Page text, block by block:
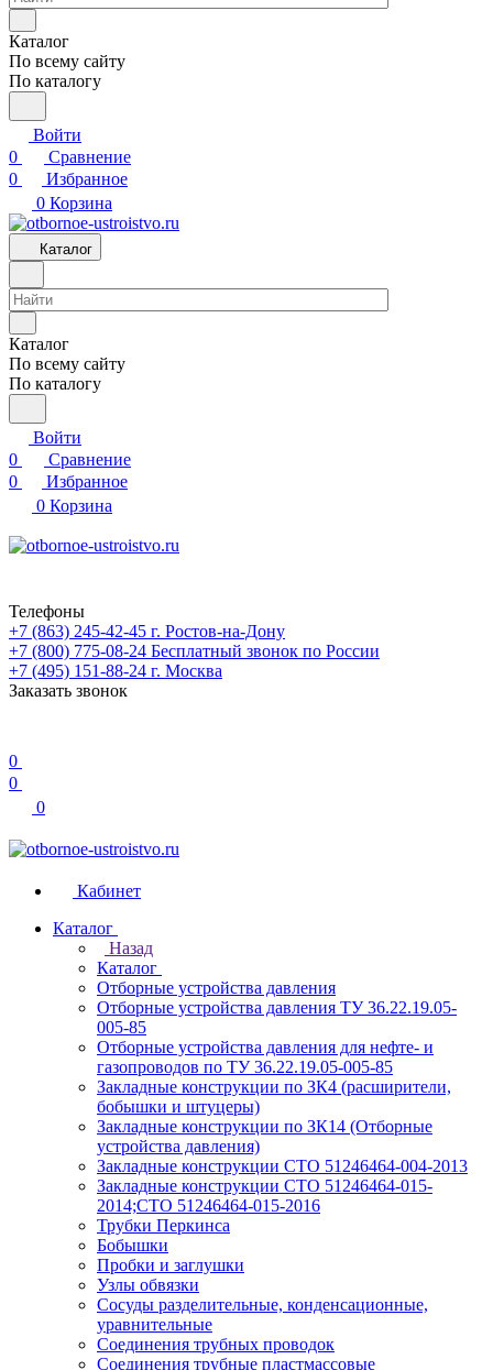
Каталог
По всему сайту
По каталогу
Войти
0
Сравнение
0
Избранное
0 Корзина
Каталог
Каталог
По всему сайту
По каталогу
Войти
0
Сравнение
0
Избранное
0 Корзина
Телефоны
+7 (863) 245-42-45 г. Ростов-на-Дону
+7 (800) 775-08-24 Бесплатный звонок по России
+7 (495) 151-88-24 г. Москва
Заказать звонок
0
0
0
Кабинет
Каталог
Назад
Каталог
Отборные устройства давления
Отборные устройства давления ТУ 36.22.19.05-
005-85
Отборные устройства давления для нефте- и
газопроводов по ТУ 36.22.19.05-005-85
Закладные конструкции по ЗК4 (расширители,
бобышки и штуцеры)
Закладные конструкции по ЗК14 (Отборные
устройства давления)
Закладные конструкции СТО 51246464-004-2013
Закладные конструкции СТО 51246464-015-
2014;СТО 51246464-015-2016
Трубки Перкинса
Бобышки
Пробки и заглушки
Узлы обвязки
Сосуды разделительные, конденсационные,
уравнительные
Соединения трубных проводок
Соединения трубные пластмассовые